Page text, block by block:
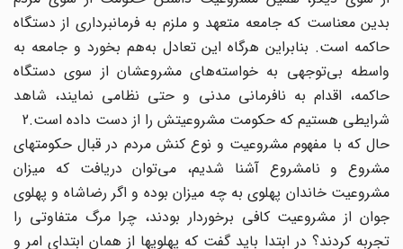
بدین معناست که جامعه متعهد و ملزم به فرمانبرداری از دستگاه
حاکمه است. بنابراین هرگاه این تعادل به‌هم بخورد و جامعه به
واسطه‌ بی‌توجهی به خواسته‌های مشروعشان از سوی دستگاه
حاکمه، اقدام به نافرمانی مدنی و حتی نظامی نمایند، شاهد
شرایطی هستیم که حکومت مشروعیتش را از دست داده است.2
حال که با مفهوم مشروعیت و نوع کنش مردم در قبال حکومتهای
مشروع و نامشروع آشنا شدیم، می‌توان دریافت که میزان
مشروعیت خاندان پهلوی به چه میزان بوده و اگر رضاشاه و پهلوی
جوان از مشروعیت کافی برخوردار بودند، چرا مرگ متفاوتی را
تجربه کردند؟ در ابتدا باید گفت که پهلویها از همان ابتدای امر و